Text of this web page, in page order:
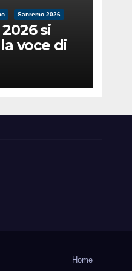
Sanremo 2026
si
voce di
Home